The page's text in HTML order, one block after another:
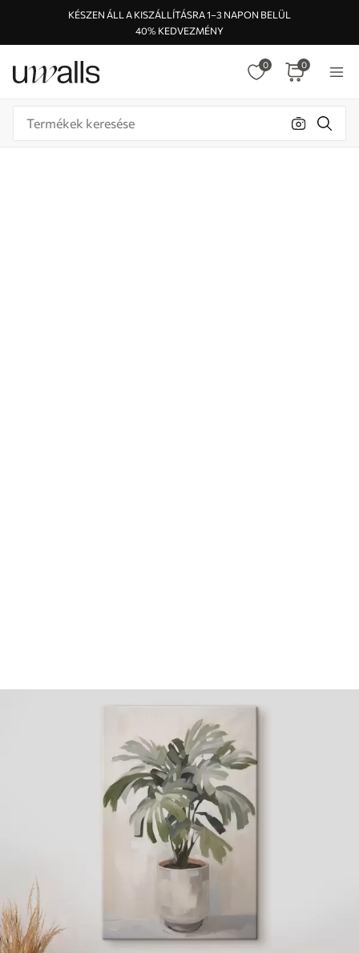
KÉSZEN ÁLL A KISZÁLLÍTÁSRA 1–3 NAPON BELÜL
40% KEDVEZMÉNY
0 0